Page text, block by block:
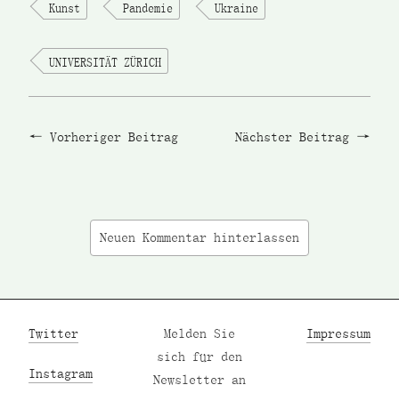
Kunst Pandemie Ukraine
UNIVERSITÄT ZÜRICH
Vorheriger Beitrag Nächster Beitrag
Neuen Kommentar hinterlassen
Twitter
Instagram
Melden Sie
sich für den
Newsletter an
Impressum